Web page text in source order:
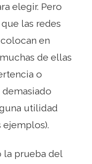
elegir. Pero
las redes
en
de ellas
o
utilidad
ejemplos).
la prueba del